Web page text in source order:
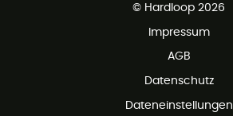
© Hardloop 2026
Impressum
AGB
Datenschutz
Dateneinstellungen